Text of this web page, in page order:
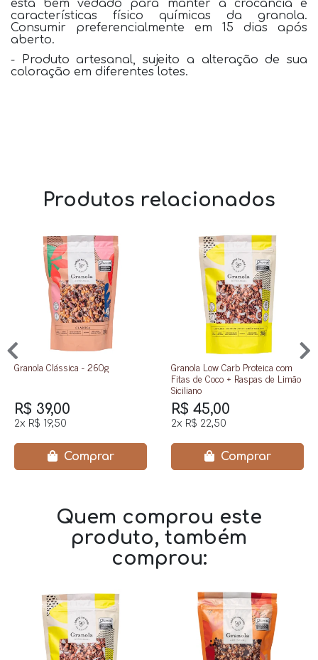
está bem vedado para manter a crocância e
características físico químicas da granola.
Consumir preferencialmente em 15 dias após
aberto.
- Produto artesanal, sujeito a alteração de sua
coloração em diferentes lotes.
Produtos relacionados
Granola Clássica - 260g
R$ 39,00
2x R$ 19,50
Comprar
Granola Low Carb Proteica com
Fitas de Coco + Raspas de Limão
Siciliano
R$ 45,00
2x R$ 22,50
Comprar
Quem comprou este
produto, também
comprou: